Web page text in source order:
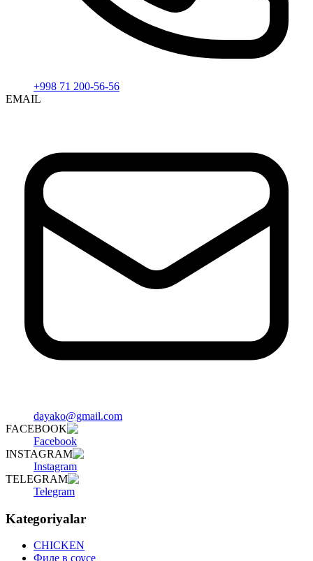
+998 71 200-56-56
EMAIL
dayako@gmail.com
FACEBOOK
Facebook
INSTAGRAM
Instagram
TELEGRAM
Telegram
Kategoriyalar
CHICKEN
Филе в соусе